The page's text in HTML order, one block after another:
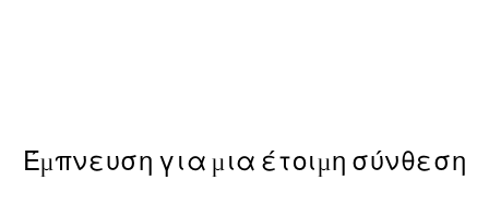
Έμπνευση για μια έτοιμη σύνθεση